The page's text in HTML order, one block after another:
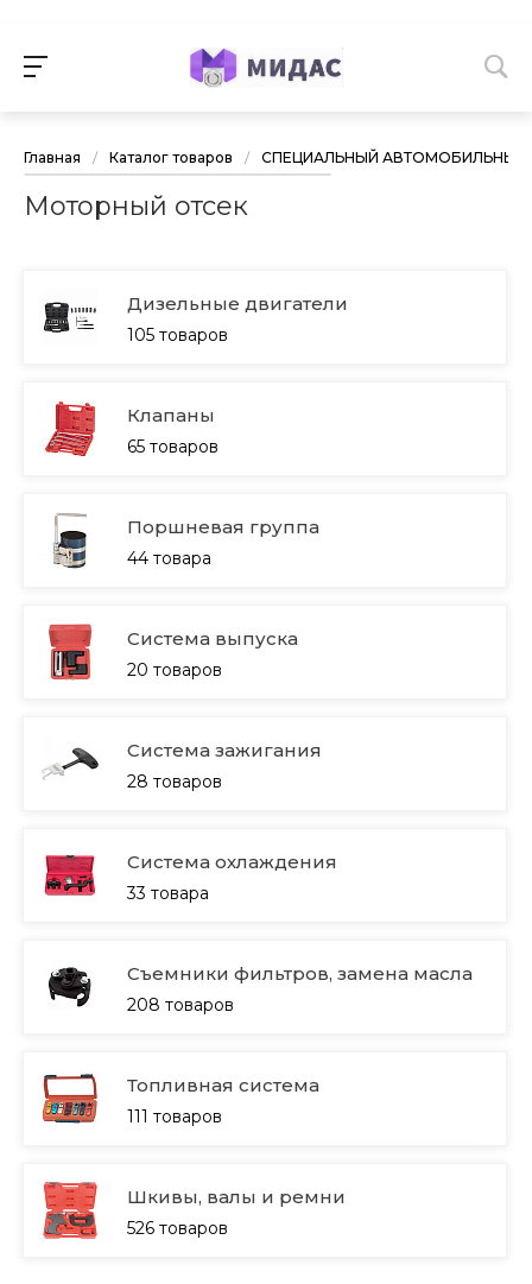
Главная / Каталог товаров / СПЕЦИАЛЬНЫЙ АВТОМОБИЛЬНЫЙ
Моторный отсек
Дизельные двигатели
105 товаров
Клапаны
65 товаров
Поршневая группа
44 товара
Система выпуска
20 товаров
Система зажигания
28 товаров
Система охлаждения
33 товара
Съемники фильтров, замена масла
208 товаров
Топливная система
111 товаров
Шкивы, валы и ремни
526 товаров